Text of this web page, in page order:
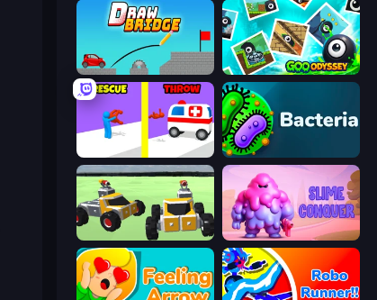
Draw Bridge Goo Odyssey
Rescue Throw Bacteria
Block Tech: Epic Sandbox Slime Conquer: Epic Battles